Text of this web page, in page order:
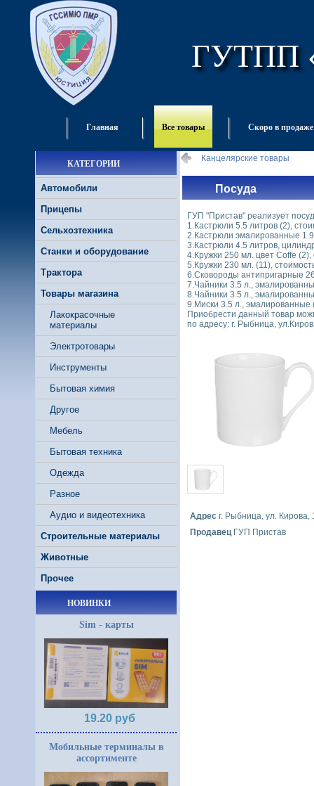
ГУТПП
Главная Все товары Скоро в продаже
КАТЕГОРИИ
Автомобили
Прицепы
Сельхозтехника
Станки и оборудование
Трактора
Товары магазина
Лакокрасочные
материалы
Электротовары
Инструменты
Бытовая химия
Другое
Мебель
Бытовая техника
Одежда
Разное
Аудио и видеотехника
Строительные материалы
Животные
Прочее
НОВИНКИ
Sim - карты
19.20 руб
Мобильные терминалы в
ассортименте
Канцелярские товары
Посуда
ГУП "Пристав" реализует
1.Кастрюли 5.5 литров (2),
2.Кастрюли эмалированные
3.Кастрюли 4.5 литров,
4.Кружки 250 мл. цвет Coffe
5.Кружки 230 мл. (11),
6.Сковороды антипригарные
7.Чайники 3.5 л.,
8.Чайники 3.5 л.,
9.Миски 3.5 л., эмалированные
Приобрести данный товар
по адресу: г. Рыбница,
Адрес г. Рыбница, ул. Кирова,
Продавец ГУП Пристав